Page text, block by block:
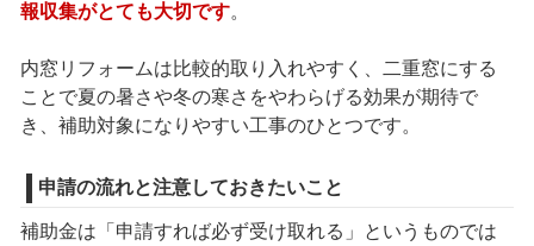
報収集がとても大切です。
内窓リフォームは比較的取り入れやすく、二重窓にする
ことで夏の暑さや冬の寒さをやわらげる効果が期待で
き、補助対象になりやすい工事のひとつです。
申請の流れと注意しておきたいこと
補助金は「申請すれば必ず受け取れる」というものでは